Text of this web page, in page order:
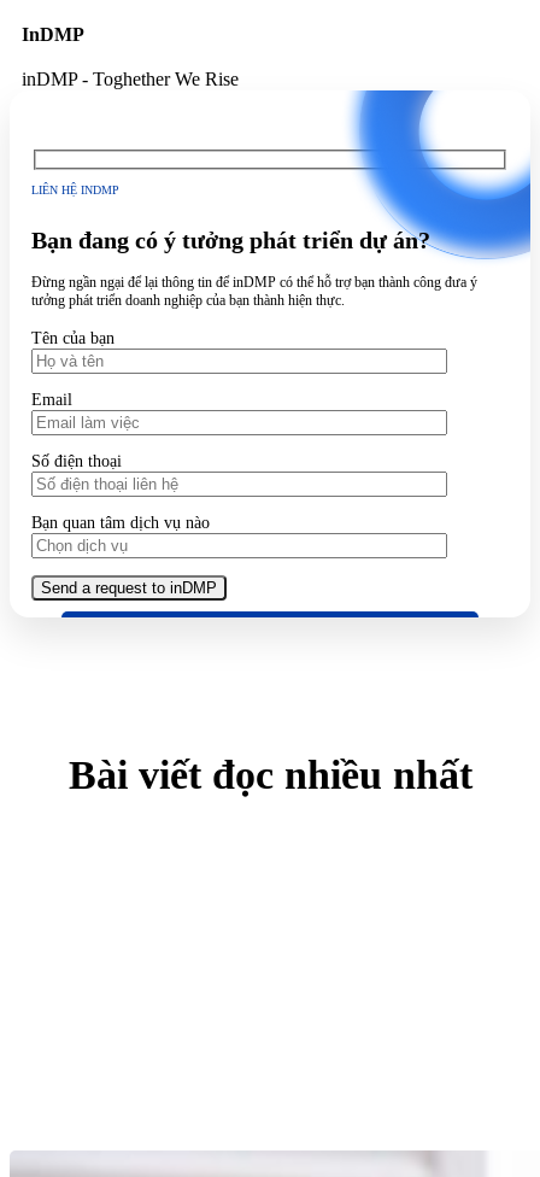
InDMP
inDMP - Toghether We Rise
LIÊN HỆ INDMP
Bạn đang có ý tưởng phát triển dự án?
Đừng ngần ngại để lại thông tin để inDMP có thể hỗ trợ bạn thành công đưa ý
tưởng phát triển doanh nghiệp của bạn thành hiện thực.
Tên của bạn
Email
Số điện thoại
Bạn quan tâm dịch vụ nào
Bài viết đọc nhiều nhất